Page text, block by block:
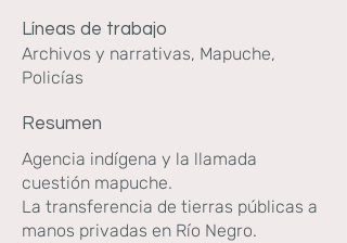
Líneas de trabajo
Archivos y narrativas, Mapuche,
Policías
Resumen
Agencia indígena y la llamada
cuestión mapuche.
La transferencia de tierras públicas a
manos privadas en Río Negro.